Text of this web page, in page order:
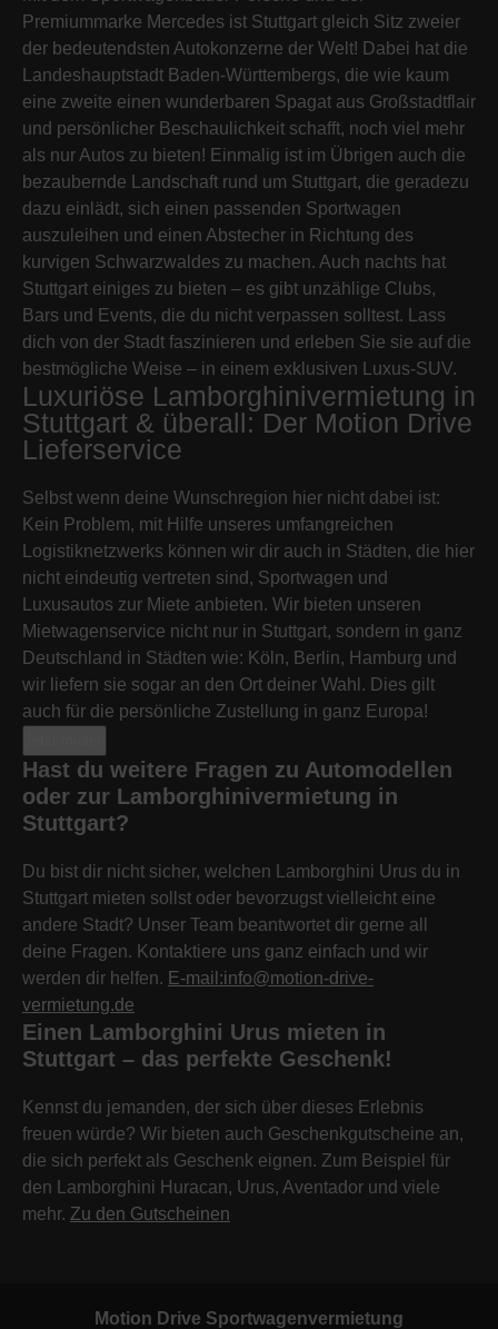
Premiummarke Mercedes ist Stuttgart gleich Sitz zweier
der bedeutendsten Autokonzerne der Welt! Dabei hat die
Landeshauptstadt Baden-Württembergs, die wie kaum
eine zweite einen wunderbaren Spagat aus Großstadtflair
und persönlicher Beschaulichkeit schafft, noch viel mehr
als nur Autos zu bieten! Einmalig ist im Übrigen auch die
bezaubernde Landschaft rund um Stuttgart, die geradezu
dazu einlädt, sich einen passenden Sportwagen
auszuleihen und einen Abstecher in Richtung des
kurvigen Schwarzwaldes zu machen. Auch nachts hat
Stuttgart einiges zu bieten – es gibt unzählige Clubs,
Bars und Events, die du nicht verpassen solltest. Lass
dich von der Stadt faszinieren und erleben Sie sie auf die
bestmögliche Weise – in einem exklusiven Luxus-SUV.
Luxuriöse Lamborghinivermietung in
Stuttgart & überall: Der Motion Drive
Lieferservice
Selbst wenn deine Wunschregion hier nicht dabei ist:
Kein Problem, mit Hilfe unseres umfangreichen
Logistiknetzwerks können wir dir auch in Städten, die hier
nicht eindeutig vertreten sind, Sportwagen und
Luxusautos zur Miete anbieten. Wir bieten unseren
Mietwagenservice nicht nur in Stuttgart, sondern in ganz
Deutschland in Städten wie: Köln, Berlin, Hamburg und
wir liefern sie sogar an den Ort deiner Wahl. Dies gilt
auch für die persönliche Zustellung in ganz Europa!
Hast du weitere Fragen zu Automodellen
oder zur Lamborghinivermietung in
Stuttgart?
Du bist dir nicht sicher, welchen Lamborghini Urus du in
Stuttgart mieten sollst oder bevorzugst vielleicht eine
andere Stadt? Unser Team beantwortet dir gerne all
deine Fragen. Kontaktiere uns ganz einfach und wir
werden dir helfen. E-mail:info@motion-drive-
vermietung.de
Einen Lamborghini Urus mieten in
Stuttgart – das perfekte Geschenk!
Kennst du jemanden, der sich über dieses Erlebnis
freuen würde? Wir bieten auch Geschenkgutscheine an,
die sich perfekt als Geschenk eignen. Zum Beispiel für
den Lamborghini Huracan, Urus, Aventador und viele
mehr. Zu den Gutscheinen
Motion Drive Sportwagenvermietung